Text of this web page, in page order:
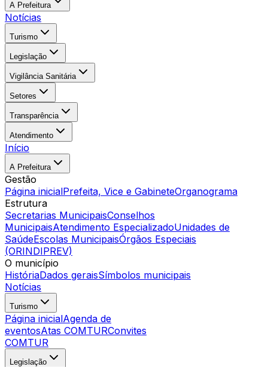
A Prefeitura
Notícias
Turismo
Legislação
Vigilância Sanitária
Setores
Transparência
Atendimento
Início
A Prefeitura
Gestão
Página inicialPrefeita, Vice e GabineteOrganograma
Estrutura
Secretarias MunicipaisConselhos
MunicipaisAtendimento EspecializadoUnidades de
SaúdeEscolas MunicipaisÓrgãos Especiais
(ORINDIPREV)
O município
HistóriaDados geraisSímbolos municipais
Notícias
Turismo
Página inicialAgenda de
eventosAtas COMTURConvites
COMTUR
Legislação